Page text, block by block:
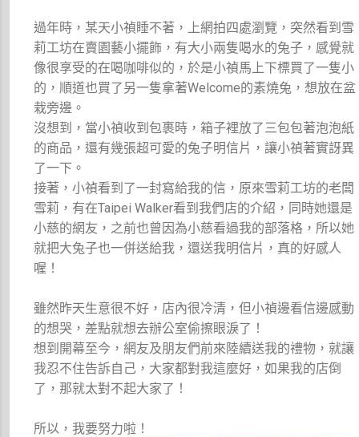
過年時，某天小禎睡不著，上網拍四處瀏覽，突然看到雪
莉工坊在賣園藝小擺飾，有大小兩隻喝水的兔子，感覺就
像很享受的在喝咖啡似的，於是小禎馬上下標買了一隻小
的，順道也買了另一隻拿著Welcome的素燒兔，想放在盆
栽旁邊。
沒想到，當小禎收到包裹時，箱子裡放了三包包著泡泡紙
的商品，還有幾張超可愛的兔子明信片，讓小禎著實訝異
了一下。
接著，小禎看到了一封寫給我的信，原來雪莉工坊的老闆
雪莉，有在Taipei Walker看到我們店的介紹，同時她還是
小慈的網友，之前也曾因為小慈看過我的部落格，所以她
就把大兔子也一併送給我，還送我明信片，真的好感人
喔！
雖然昨天生意很不好，店內很冷清，但小禎邊看信邊感動
的想哭，差點就想去辦公室偷擦眼淚了！
想到開幕至今，網友及朋友們前來陸續送我的禮物，就讓
我忍不住告訴自己，大家都對我這麼好，如果我的店倒
了，那就太對不起大家了！
所以，我要努力啦！